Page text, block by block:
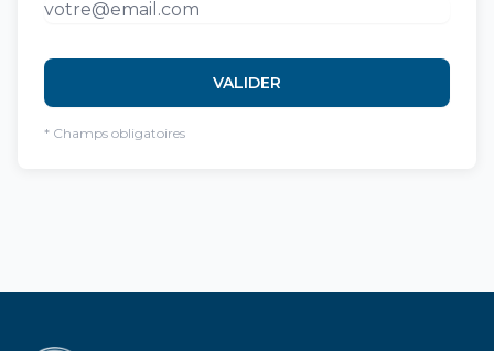
VALIDER
* Champs obligatoires